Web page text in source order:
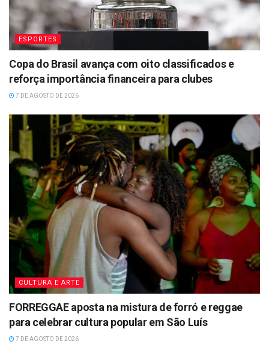
ESPORTES
Copa do Brasil avança com oito classificados e
reforça importância financeira para clubes
7 DE AGOSTO DE 2026
CULTURA E ARTE
FORREGGAE aposta na mistura de forró e reggae
para celebrar cultura popular em São Luís
7 DE AGOSTO DE 2026